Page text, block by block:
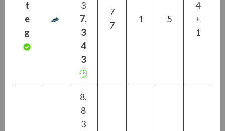
t
e
g
3
7,
3
4
3
7
7
1 5
4
+
1
8,
8
3